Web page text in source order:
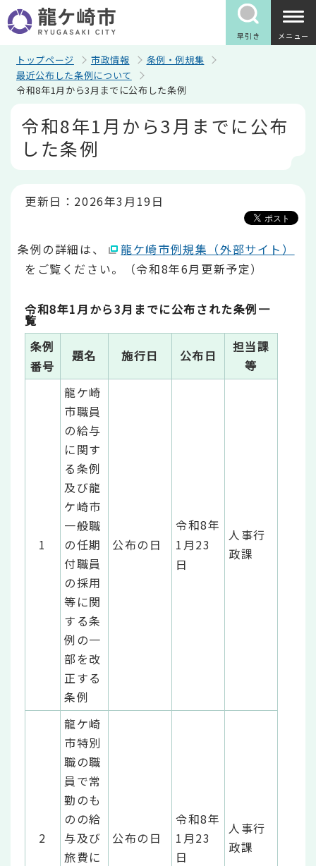
の
ペ
早引き メニュー
トップページ 市政情報
条例・例規集
最近公布した条例について
令和8年1月から3月までに公布した条例
令和8年1月から3月までに公布
した条例
更新日：2026年3月19日
条例の詳細は、
龍ケ崎市例規集（外部サイト）
をご覧ください。（令和8年6月更新予定）
令和8年1月から3月までに公布された条例一
覧
条例
番号
題名 施行日 公布日
担当課
等
1
龍ケ崎
市職員
の給与
に関す
る条例
及び龍
ケ崎市
一般職
の任期
付職員
の採用
等に関
する条
例の一
部を改
正する
条例
公布の日
令和8年
1月23
日
人事行
政課
2
龍ケ崎
市特別
職の職
員で常
勤のも
のの給
与及び
旅費に
公布の日
令和8年
1月23
日
人事行
政課